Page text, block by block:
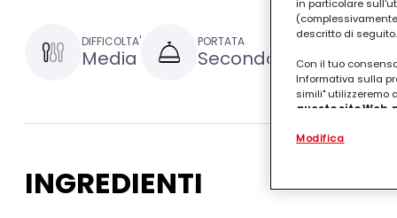
DIFFICOLTA'
Media
PORTATA
Secondo
TEMPO DI
1 ora e
INGREDIENTI
in particolare
descritto di seguito.
Con il tuo
Informativa sulla
simili" utilizzeremo
questo sito
.
(rispettivamente
terzi, conservare
Modifica